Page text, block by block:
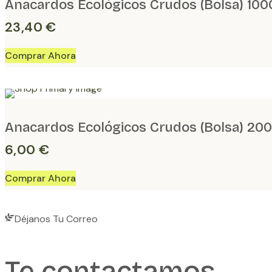
Anacardos Ecológicos Crudos (Bolsa)
23,40€
Anacardos Ecológicos Crudos (Bolsa)
6,00 €
Déjanos Tu Correo